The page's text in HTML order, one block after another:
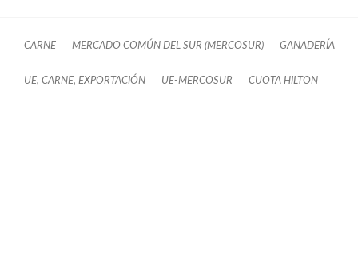
CARNE MERCADO COMÚN DEL SUR (MERCOSUR) GANADERÍA
UE, CARNE, EXPORTACIÓN UE-MERCOSUR CUOTA HILTON